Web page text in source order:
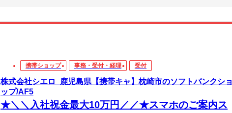
携帯ショップ 事務・受付・経理 受付
株式会社シエロ_鹿児島県【携帯キャ】枕崎市のソフトバンクショ
ップ/AF5
★＼＼入社祝金最大10万円／／★スマホのご案内ス